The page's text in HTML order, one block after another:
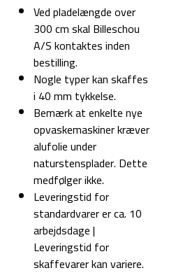
Ved pladelængde over
300 cm skal Billeschou
A/S kontaktes inden
bestilling.
Nogle typer kan skaffes
i 40 mm tykkelse.
Bemærk at enkelte nye
opvaskemaskiner kræver
alufolie under
naturstensplader. Dette
medfølger ikke.
Leveringstid for
standardvarer er ca. 10
arbejdsdage |
Leveringstid for
skaffevarer kan variere.